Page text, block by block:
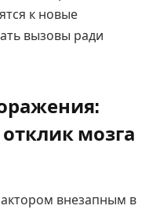
к новые
вызовы ради
мозга
внезапным в